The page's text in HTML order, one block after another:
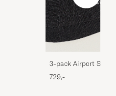
3-pack Airport
Melange
729,-